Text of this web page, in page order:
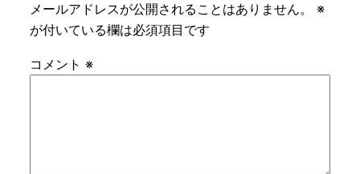
メールアドレスが公開されることはありません。
※
が付いている欄は必須項目です
コメント ※